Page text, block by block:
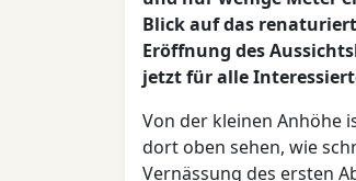
Blick auf das
Eröffnung des
jetzt für alle
Von der kleinen Anhöhe
dort oben sehen, wie
Vernässung des ersten